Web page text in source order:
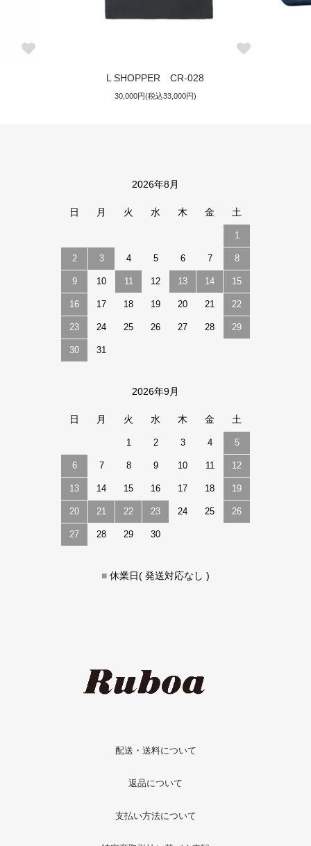
L SHOPPER CR-028
30,000円(税込33,000円)
2026年8月
日 月 火 水 木 金 土
1
2 3 4 5 6 7 8
9 10 11 12 13 14 15
16 17 18 19 20 21 22
23 24 25 26 27 28 29
30 31
2026年9月
日 月 火 水 木 金 土
1 2 3 4 5
6 7 8 9 10 11 12
13 14 15 16 17 18 19
20 21 22 23 24 25 26
27 28 29 30
■ 休業日( 発送対応なし )
配送・送料について
返品について
支払い方法について